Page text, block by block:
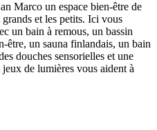
Marco un espace bien-être de
et les petits. Ici vous
un bain à remous, un bassin
être, un sauna finlandais, un bain
douches sensorielles et une
de lumières vous aident à